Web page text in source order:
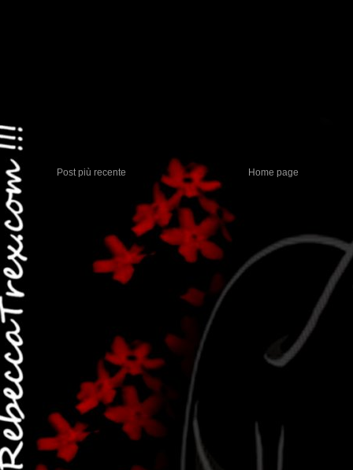
Post più recente Home page